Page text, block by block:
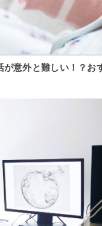
が意外と難しい！？お